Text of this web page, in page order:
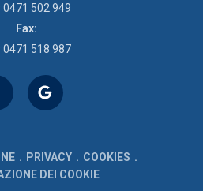
0471 502 949
Fax:
0471 518 987
PRIVACY
COOKIES
DEI COOKIE